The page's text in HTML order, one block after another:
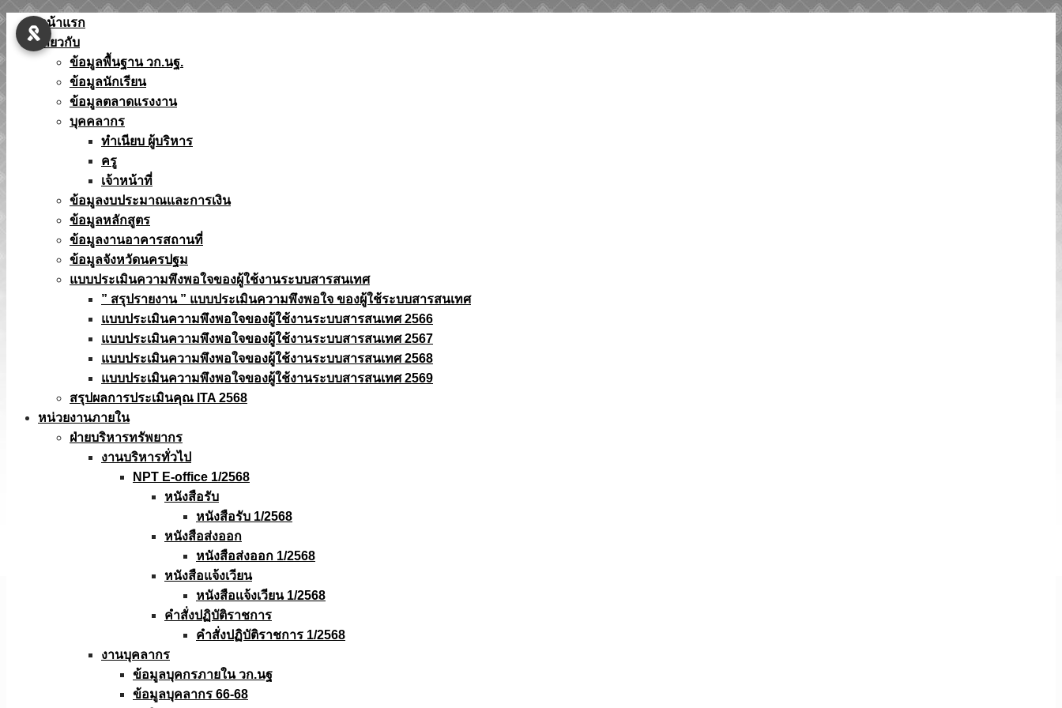
Skip
หน้าแรก
เกี่ยวกับ
ข้อมูลพื้นฐาน วก.นฐ.
ข้อมูลนักเรียน
ข้อมูลตลาดแรงงาน
บุคคลากร
ทำเนียบ ผู้บริหาร
ครู
เจ้าหน้าที่
ข้อมูลงบประมาณเเละการเงิน
ข้อมูลหลักสูตร
ข้อมูลงานอาคารสถานที่
ข้อมูลจังหวัดนครปฐม
แบบประเมินความพึงพอใจของผู้ใช้งานระบบสารสนเทศ
” สรุปรายงาน ” แบบประเมินความพึงพอใจ ของผู้ใช้ระบบสารสนเทศ
แบบประเมินความพึงพอใจของผู้ใช้งานระบบสารสนเทศ 2566
แบบประเมินความพึงพอใจของผู้ใช้งานระบบสารสนเทศ 2567
แบบประเมินความพึงพอใจของผู้ใช้งานระบบสารสนเทศ 2568
แบบประเมินความพึงพอใจของผู้ใช้งานระบบสารสนเทศ 2569
สรุปผลการประเมินคุณ ITA 2568
หน่วยงานภายใน
ฝ่ายบริหารทรัพยากร
งานบริหารทั่วไป
NPT E-office 1/2568
หนังสือรับ
หนังสือรับ 1/2568
หนังสือส่งออก
หนังสือส่งออก 1/2568
หนังสือแจ้งเวียน
หนังสือเเจ้งเวียน 1/2568
คำสั่งปฏิบัติราชการ
คำสั่งปฏิบัติราชการ 1/2568
งานบุคลากร
ข้อมูลบุคกรภายใน วก.นฐ
ข้อมูลบุคลากร 66-68